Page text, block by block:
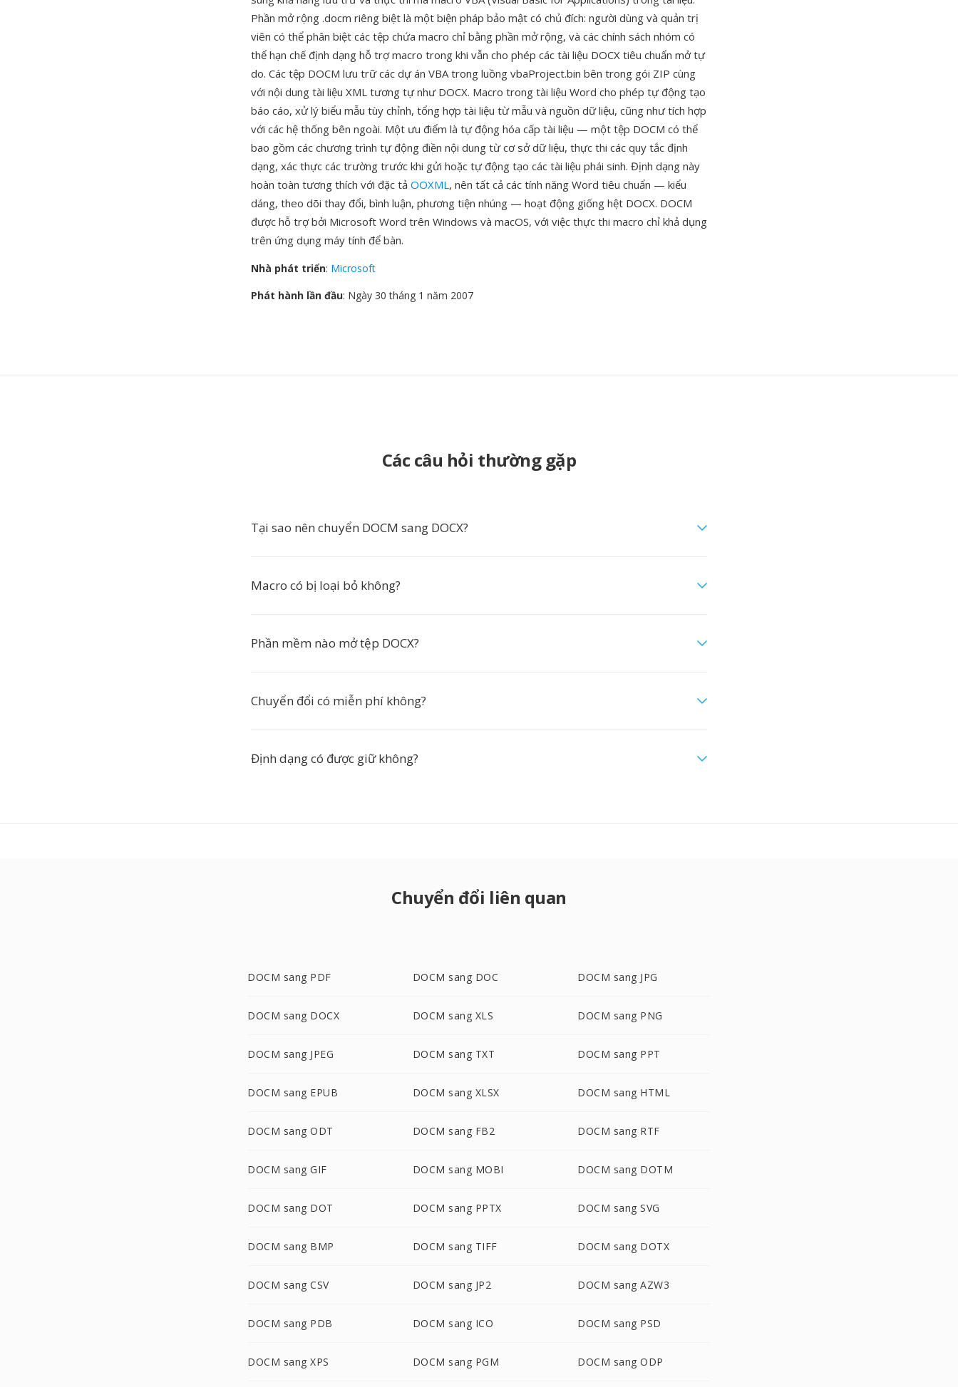
Phần mở rộng .docm riêng biệt là một biện pháp bảo mật có chủ đích: người dùng và quản trị
viên có thể phân biệt các tệp chứa macro chỉ bằng phần mở rộng, và các chính sách nhóm có
thể hạn chế định dạng hỗ trợ macro trong khi vẫn cho phép các tài liệu DOCX tiêu chuẩn mở tự
do. Các tệp DOCM lưu trữ các dự án VBA trong luồng vbaProject.bin bên trong gói ZIP cùng
với nội dung tài liệu XML tương tự như DOCX. Macro trong tài liệu Word cho phép tự động tạo
báo cáo, xử lý biểu mẫu tùy chỉnh, tổng hợp tài liệu từ mẫu và nguồn dữ liệu, cũng như tích hợp
với các hệ thống bên ngoài. Một ưu điểm là tự động hóa cấp tài liệu — một tệp DOCM có thể
bao gồm các chương trình tự động điền nội dung từ cơ sở dữ liệu, thực thi các quy tắc định
dạng, xác thực các trường trước khi gửi hoặc tự động tạo các tài liệu phái sinh. Định dạng này
hoàn toàn tương thích với đặc tả OOXML, nên tất cả các tính năng Word tiêu chuẩn — kiểu
dáng, theo dõi thay đổi, bình luận, phương tiện nhúng — hoạt động giống hệt DOCX. DOCM
được hỗ trợ bởi Microsoft Word trên Windows và macOS, với việc thực thi macro chỉ khả dụng
trên ứng dụng máy tính để bàn.
Nhà phát triển: Microsoft
Phát hành lần đầu: Ngày 30 tháng 1 năm 2007
Các câu hỏi thường gặp
Tại sao nên chuyển DOCM sang DOCX?
Macro có bị loại bỏ không?
Phần mềm nào mở tệp DOCX?
Chuyển đổi có miễn phí không?
Định dạng có được giữ không?
Chuyển đổi liên quan
DOCM sang PDF DOCM sang DOC DOCM sang JPG
DOCM sang DOCX DOCM sang XLS DOCM sang PNG
DOCM sang JPEG DOCM sang TXT DOCM sang PPT
DOCM sang EPUB DOCM sang XLSX DOCM sang HTML
DOCM sang ODT DOCM sang FB2 DOCM sang RTF
DOCM sang GIF DOCM sang MOBI DOCM sang DOTM
DOCM sang DOT DOCM sang PPTX DOCM sang SVG
DOCM sang BMP DOCM sang TIFF DOCM sang DOTX
DOCM sang CSV DOCM sang JP2 DOCM sang AZW3
DOCM sang PDB DOCM sang ICO DOCM sang PSD
DOCM sang XPS DOCM sang PGM DOCM sang ODP